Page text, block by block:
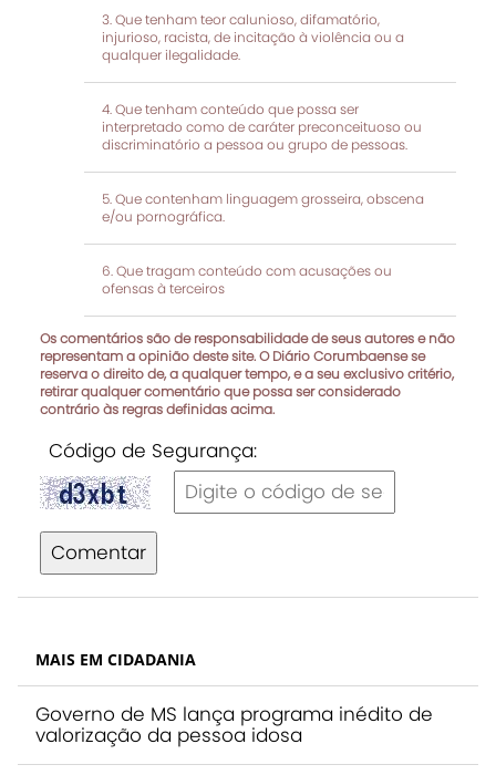
Que tenham teor calunioso, difamatório,
injurioso, racista, de incitação à violência ou a
qualquer ilegalidade.
Que tenham conteúdo que possa ser
interpretado como de caráter preconceituoso ou
discriminatório a pessoa ou grupo de pessoas.
Que contenham linguagem grosseira, obscena
e/ou pornográfica.
Que tragam conteúdo com acusações ou
ofensas à terceiros
Os comentários são de responsabilidade de seus autores e não
representam a opinião deste site. O Diário Corumbaense se
reserva o direito de, a qualquer tempo, e a seu exclusivo critério,
retirar qualquer comentário que possa ser considerado
contrário às regras definidas acima.
Código de Segurança:
Comentar
MAIS EM CIDADANIA
Governo de MS lança programa inédito de
valorização da pessoa idosa